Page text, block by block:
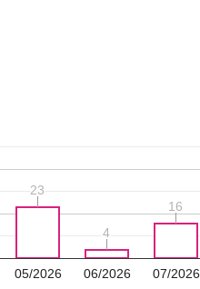
05/2026 06/2026 07/2026
23
23
4
4
16
16